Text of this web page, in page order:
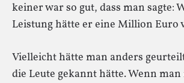
keiner war so gut, dass man sagte:
Leistung hätte er eine Million Euro
Vielleicht hätte man anders
die Leute gekannt hätte. Wenn